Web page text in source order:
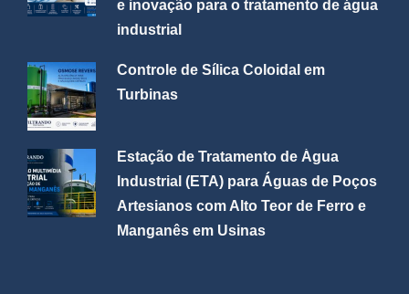
e inovação para o tratamento de água
industrial
Controle de Sílica Coloidal em
Turbinas
Estação de Tratamento de Água
Industrial (ETA) para Águas de Poços
Artesianos com Alto Teor de Ferro e
Manganês em Usinas